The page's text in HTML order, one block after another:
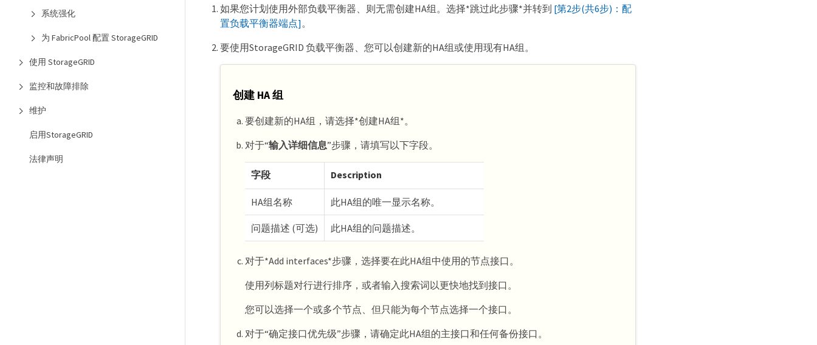
系统强化
为 FabricPool 配置 StorageGRID
使用 StorageGRID
监控和故障排除
维护
启用StorageGRID
法律声明
如果您计划使用外部负载平衡器、则无需创建HA组。选择*跳过此步骤*并转到 [第2步(共6步)：配
置负载平衡器端点]。
要使用StorageGRID 负载平衡器、您可以创建新的HA组或使用现有HA组。
创建 HA 组
要创建新的HA组，请选择*创建HA组*。
对于“输入详细信息”步骤，请填写以下字段。
字段 Description
HA组名称 此HA组的唯一显示名称。
问题描述 (可选) 此HA组的问题描述。
对于*Add interfaces*步骤，选择要在此HA组中使用的节点接口。
使用列标题对行进行排序，或者输入搜索词以更快地找到接口。
您可以选择一个或多个节点、但只能为每个节点选择一个接口。
对于“确定接口优先级”步骤，请确定此HA组的主接口和任何备份接口。